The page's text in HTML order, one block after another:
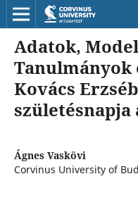
Adatok,
Tanulmányok
Kovács
Ágnes Vaskövi
Corvinus University of